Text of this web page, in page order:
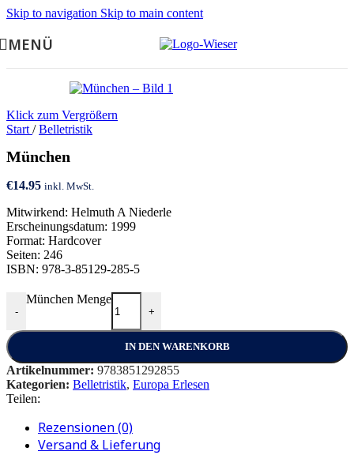
Skip to navigation Skip to main content
MENÜ
Klick zum Vergrößern
Start / Belletristik
München
€14.95 inkl. MwSt.
Mitwirkend: Helmuth A Niederle
Erscheinungsdatum: 1999
Format: Hardcover
Seiten: 246
ISBN: 978-3-85129-285-5
-
München Menge
+
IN DEN WARENKORB
Artikelnummer: 9783851292855
Kategorien: Belletristik, Europa Erlesen
Teilen:
Rezensionen (0)
Versand & Lieferung